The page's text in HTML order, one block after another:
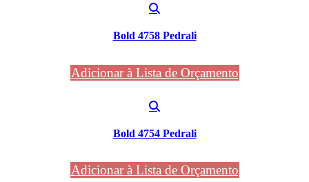
Bold 4758 Pedrali
Adicionar à Lista de Orçamento
Bold 4754 Pedrali
Adicionar à Lista de Orçamento